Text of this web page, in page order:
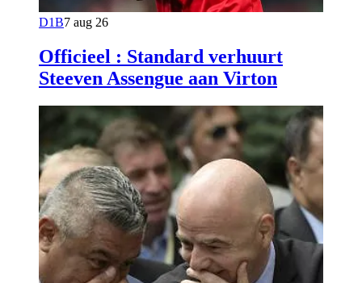
D1B7 aug 26
Officieel : Standard verhuurt
Steeven Assengue aan Virton